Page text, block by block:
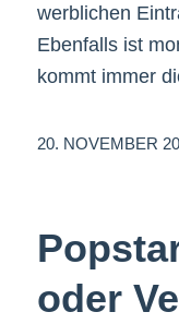
werblichen
Ebenfalls ist
kommt immer
20. NOVEMBER
oder